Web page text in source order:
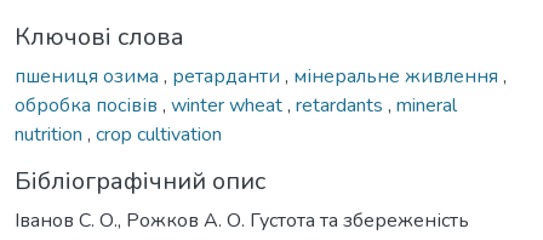
Ключові слова
пшениця озима , ретарданти , мінеральне живлення ,
обробка посівів , winter wheat, retardants , mineral
nutrition , crop cultivation
Бібліографічний опис
Іванов С. О., Рожков А. О. Густота та збереженість